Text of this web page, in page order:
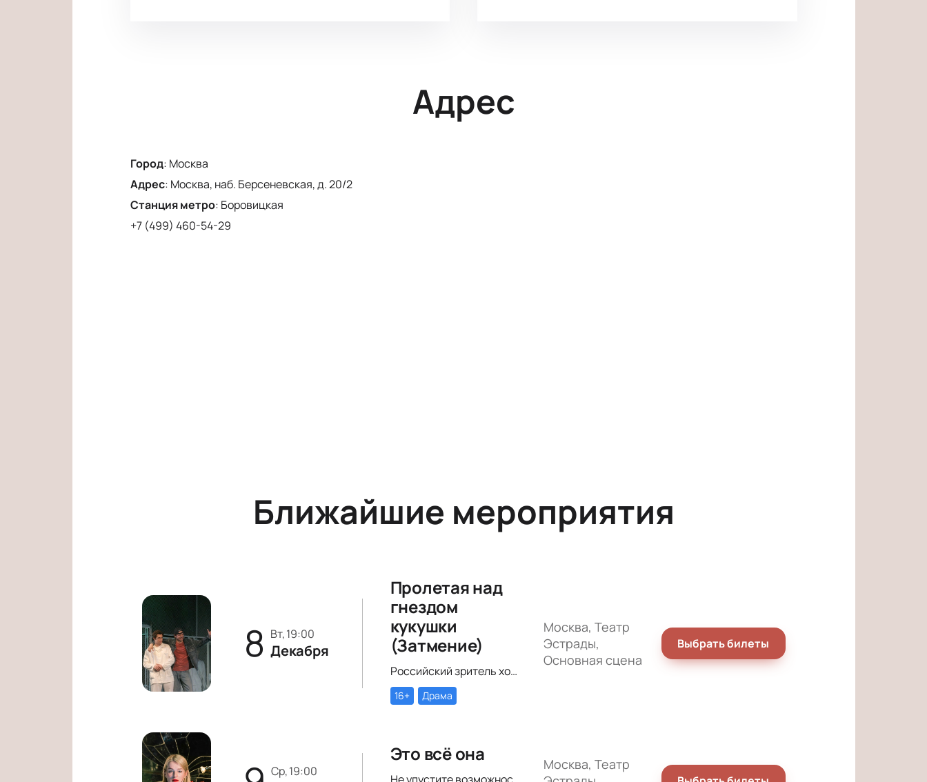
Адрес
Город: Москва
Адрес: Москва, наб. Берсеневская, д. 20/2
Станция метро: Боровицкая
+7 (499) 460-54-29
Ближайшие мероприятия
8 вт, 19:00
Декабря
Пролетая над
гнездом
кукушки
(Затмение)
Российский зритель хорошо знаком с произведением Кена Кизи «Пролетая над гнездом кукушки». История поменяла название (теперь оно звучит совсем кратко – «Затмение»), но сюжет по-прежнему будоражит умы зрителей.
16+ Драма
Москва, Театр
Эстрады,
Основная сцена
Выбрать билеты
ср, 19:00
Это всё она
Москва, Театр